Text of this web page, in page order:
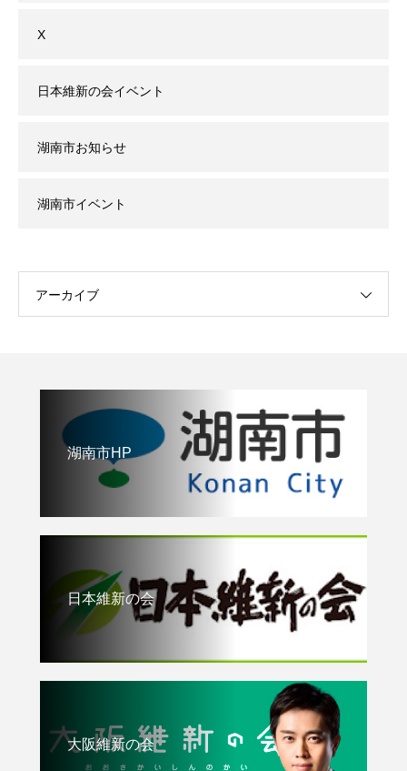
X
日本維新の会イベント
湖南市お知らせ
湖南市イベント
アーカイブ
湖南市HP
日本維新の会
大阪維新の会